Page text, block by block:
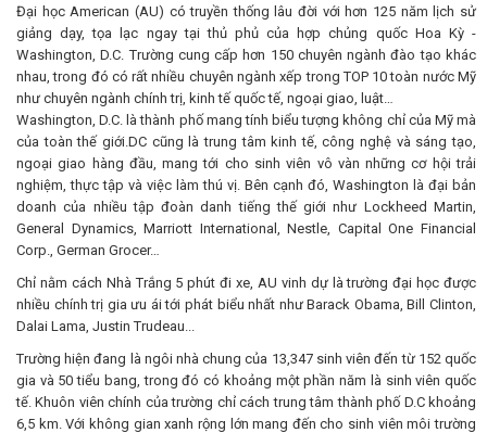
Đại học American (AU) có truyền thống lâu đời với hơn 125 năm lịch sử
giảng dạy, tọa lạc ngay tại thủ phủ của hợp chủng quốc Hoa Kỳ -
Washington, D.C. Trường cung cấp hơn 150 chuyên ngành đào tạo khác
nhau, trong đó có rất nhiều chuyên ngành xếp trong TOP 10 toàn nước Mỹ
như chuyên ngành chính trị, kinh tế quốc tế, ngoại giao, luật…
Washington, D.C. là thành phố mang tính biểu tượng không chỉ của Mỹ mà
của toàn thế giới.DC cũng là trung tâm kinh tế, công nghệ và sáng tạo,
ngoại giao hàng đầu, mang tới cho sinh viên vô vàn những cơ hội trải
nghiệm, thực tập và việc làm thú vị. Bên cạnh đó, Washington là đại bản
doanh của nhiều tập đoàn danh tiếng thế giới như Lockheed Martin,
General Dynamics, Marriott International, Nestle, Capital One Financial
Corp., German Grocer…
Chỉ nằm cách Nhà Trắng 5 phút đi xe, AU vinh dự là trường đại học được
nhiều chính trị gia ưu ái tới phát biểu nhất như Barack Obama, Bill Clinton,
Dalai Lama, Justin Trudeau...
Trường hiện đang là ngôi nhà chung của 13,347 sinh viên đến từ 152 quốc
gia và 50 tiểu bang, trong đó có khoảng một phần năm là sinh viên quốc
tế. Khuôn viên chính của trường chỉ cách trung tâm thành phố D.C khoảng
6,5 km. Với không gian xanh rộng lớn mang đến cho sinh viên môi trường